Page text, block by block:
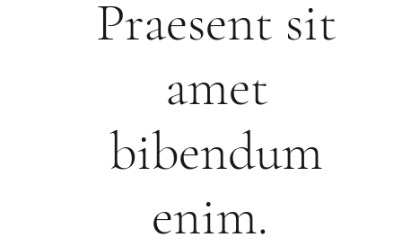
Praesent sit
amet
bibendum
enim.